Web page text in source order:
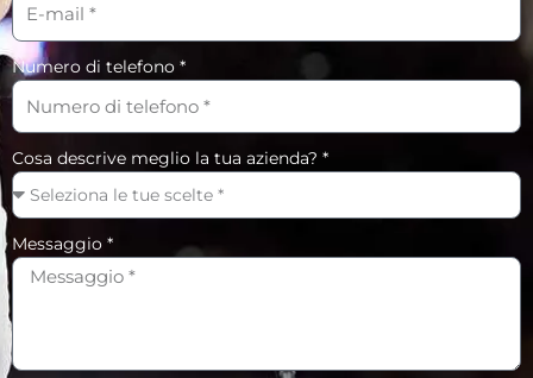
Numero di telefono *
Cosa descrive meglio la tua azienda? *
Messaggio *